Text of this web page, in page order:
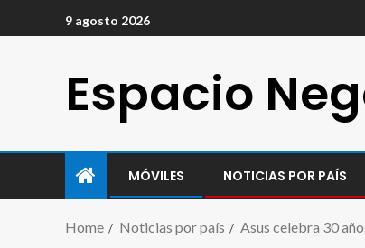
9 agosto 2026
Espacio
MÓVILES NOTICIAS POR PAÍS
Home Noticias por país Asus celebra 30